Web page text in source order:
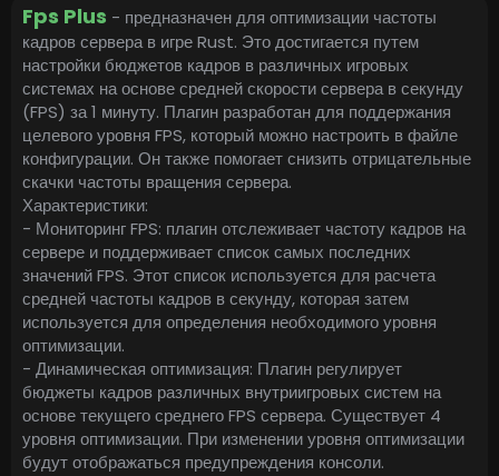
д
а
н
и
я
Fps Plus - предназначен для оптимизации частоты
кадров сервера в игре Rust. Это достигается путем
настройки бюджетов кадров в различных игровых
системах на основе средней скорости сервера в секунду
(FPS) за 1 минуту. Плагин разработан для поддержания
целевого уровня FPS, который можно настроить в файле
конфигурации. Он также помогает снизить отрицательные
скачки частоты вращения сервера.
Характеристики:
- Мониторинг FPS: плагин отслеживает частоту кадров на
сервере и поддерживает список самых последних
значений FPS. Этот список используется для расчета
средней частоты кадров в секунду, которая затем
используется для определения необходимого уровня
оптимизации.
- Динамическая оптимизация: Плагин регулирует
бюджеты кадров различных внутриигровых систем на
основе текущего среднего FPS сервера. Существует 4
уровня оптимизации. При изменении уровня оптимизации
будут отображаться предупреждения консоли.